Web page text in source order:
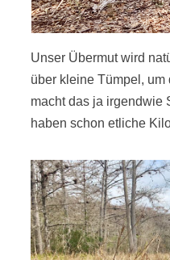
Unser Übermut wird
über kleine Tümpel,
macht das ja irgendwie
haben schon etliche